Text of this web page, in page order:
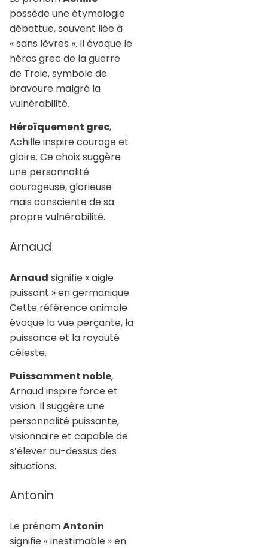
possède une étymologie
débattue, souvent liée à
« sans lèvres ». Il évoque le
héros grec de la guerre
de Troie, symbole de
bravoure malgré la
vulnérabilité.
Héroïquement grec,
Achille inspire courage et
gloire. Ce choix suggère
une personnalité
courageuse, glorieuse
mais consciente de sa
propre vulnérabilité.
Arnaud
Arnaud signifie « aigle
puissant » en germanique.
Cette référence animale
évoque la vue perçante, la
puissance et la royauté
céleste.
Puissamment noble,
Arnaud inspire force et
vision. Il suggère une
personnalité puissante,
visionnaire et capable de
s’élever au-dessus des
situations.
Antonin
Le prénomAntonin
signifie « inestimable » en